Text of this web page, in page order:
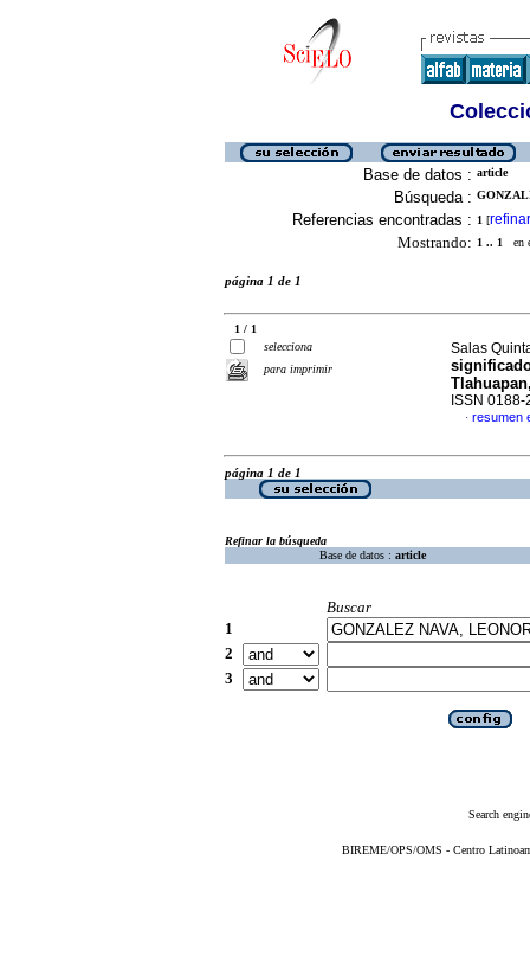
Base de datos : article
Búsqueda :
Referencias encontradas : 1 [refinar
Mostrando: 1 .. 1 en
página 1 de 1
1 / 1
selecciona
para imprimir
Salas
ISSN 0188-
· resumen
página 1 de 1
Refinar la búsqueda
Base de datos : article
Buscar
1
2
3
Search
BIREME/OPS/OMS - Centro